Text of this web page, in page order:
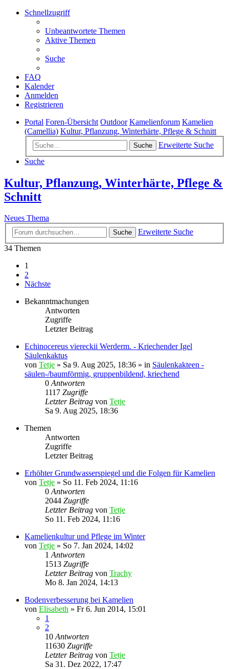
Schnellzugriff
Unbeantwortete Themen
Aktive Themen
Suche
FAQ
Kalender
Anmelden
Registrieren
Portal Foren-Übersicht Outdoor Kamelienforum Kamelien
(Camellia) Kultur, Pflanzung, Winterhärte, Pflege & Schnitt
Suche
Erweiterte Suche
Suche
Kultur, Pflanzung, Winterhärte, Pflege &
Schnitt
Neues Thema
Suche
Erweiterte Suche
34 Themen
1
2
Nächste
Bekanntmachungen
Antworten
Zugriffe
Letzter Beitrag
Echinocereus viereckii Werderm. - Kriechender Igel
Säulenkaktus
von Tetje » Sa 9. Aug 2025, 18:36 » in Säulenkakteen -
säulen-/baumförmig, gruppenbildend, kriechend
0 Antworten
1117 Zugriffe
Letzter Beitrag von Tetje
Sa 9. Aug 2025, 18:36
Themen
Antworten
Zugriffe
Letzter Beitrag
Erhöhter Grundwasserspiegel und die Folgen für Kamelien
von Tetje » So 11. Feb 2024, 11:16
0 Antworten
2044 Zugriffe
Letzter Beitrag von Tetje
So 11. Feb 2024, 11:16
Kamelienkultur und Pflege im Winter
von Tetje » So 7. Jan 2024, 14:02
1 Antworten
1513 Zugriffe
Letzter Beitrag von Trachy
Mo 8. Jan 2024, 14:13
Bodenverbesserung bei Kamelien
von Elisabeth » Fr 6. Jun 2014, 15:01
1
2
10 Antworten
11630 Zugriffe
Letzter Beitrag von Tetje
Sa 31. Dez 2022, 17:47